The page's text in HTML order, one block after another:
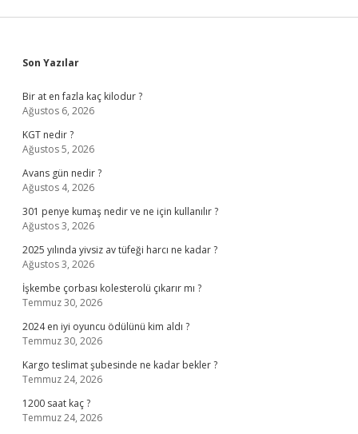
Sidebar
Son Yazılar
Bir at en fazla kaç kilodur ?
Ağustos 6, 2026
KGT nedir ?
Ağustos 5, 2026
Avans gün nedir ?
Ağustos 4, 2026
301 penye kumaş nedir ve ne için kullanılır ?
Ağustos 3, 2026
2025 yılında yivsiz av tüfeği harcı ne kadar ?
Ağustos 3, 2026
İşkembe çorbası kolesterolü çıkarır mı ?
Temmuz 30, 2026
2024 en iyi oyuncu ödülünü kim aldı ?
Temmuz 30, 2026
Kargo teslimat şubesinde ne kadar bekler ?
Temmuz 24, 2026
1200 saat kaç ?
Temmuz 24, 2026